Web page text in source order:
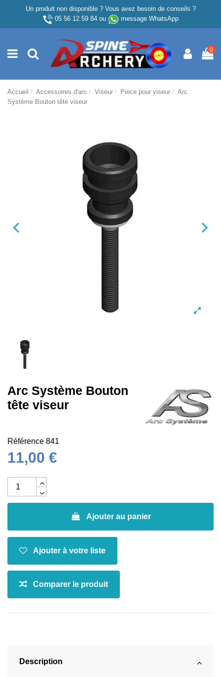
Un produit non disponible ? Vous avez besoin de conseils ?
05 56 12 59 84ou message WhatsApp
0
Accueil Accessoires d'arc Viseur Piece pour viseur
Arc
Système Bouton tête viseur
Arc Système Bouton
tête viseur
Référence 841
11,00 €
Ajouter au panier
Description